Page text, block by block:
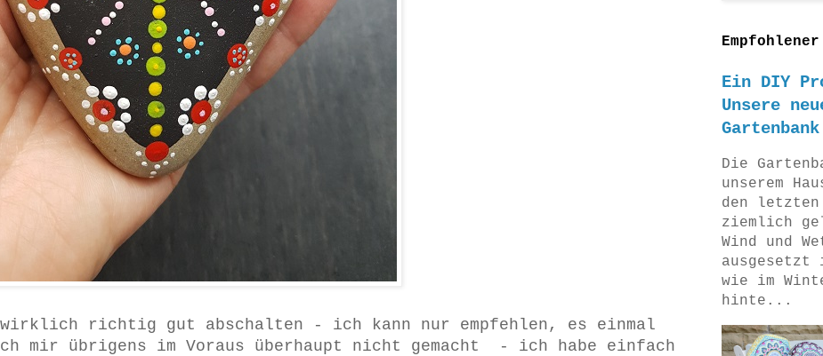
wirklich richtig gut abschalten - ich kann nur empfehlen, es einmal
mir übrigens im Voraus überhaupt nicht gemacht - ich habe einfach
Ein DIY
Unsere
Die
unserem
den letzten
ziemlich
Wind und
ausgesetzt
wie im
hinte...